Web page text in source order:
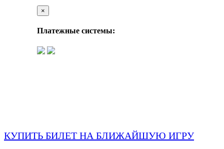
×
Платежные системы:
КУПИТЬ БИЛЕТ НА БЛИЖАЙШУЮ ИГРУ